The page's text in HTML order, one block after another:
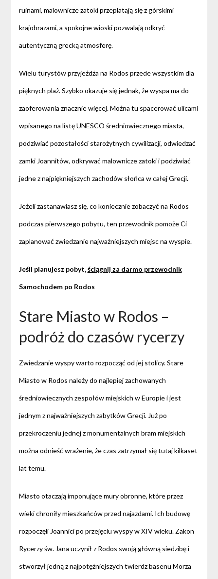
ruinami, malownicze zatoki przeplatają się z górskimi
krajobrazami, a spokojne wioski pozwalają odkryć
autentyczną grecką atmosferę.
Wielu turystów przyjeżdża na Rodos przede wszystkim dla
pięknych plaż. Szybko okazuje się jednak, że wyspa ma do
zaoferowania znacznie więcej. Można tu spacerować ulicami
wpisanego na listę UNESCO średniowiecznego miasta,
podziwiać pozostałości starożytnych cywilizacji, odwiedzać
zamki Joannitów, odkrywać malownicze zatoki i podziwiać
jedne z najpiękniejszych zachodów słońca w całej Grecji.
Jeżeli zastanawiasz się, co koniecznie zobaczyć na Rodos
podczas pierwszego pobytu, ten przewodnik pomoże Ci
zaplanować zwiedzanie najważniejszych miejsc na wyspie.
Jeśli planujesz pobyt,ściągnij za darmo przewodnik
Samochodem po Rodos
Stare Miasto w Rodos –
podróż do czasów rycerzy
Zwiedzanie wyspy warto rozpocząć od jej stolicy. Stare
Miasto w Rodos należy do najlepiej zachowanych
średniowiecznych zespołów miejskich w Europie i jest
jednym z najważniejszych zabytków Grecji. Już po
przekroczeniu jednej z monumentalnych bram miejskich
można odnieść wrażenie, że czas zatrzymał się tutaj kilkaset
lat temu.
Miasto otaczają imponujące mury obronne, które przez
wieki chroniły mieszkańców przed najazdami. Ich budowę
rozpoczęli Joannici po przejęciu wyspy w XIV wieku. Zakon
Rycerzy św. Jana uczynił z Rodos swoją główną siedzibę i
stworzył jedną z najpotężniejszych twierdz basenu Morza